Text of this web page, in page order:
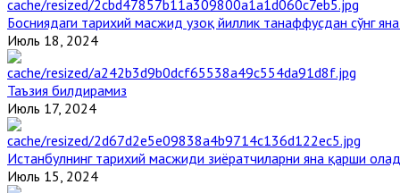
Босниядаги тарихий масжид узоқ йиллик танаффусдан сўнг
Июль 18, 2024
Таъзия билдирамиз
Июль 17, 2024
Истанбулнинг тарихий масжиди зиёратчиларни яна қарши
Июль 15, 2024